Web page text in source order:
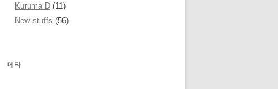
Kuruma D (11)
New stuffs (56)
메타